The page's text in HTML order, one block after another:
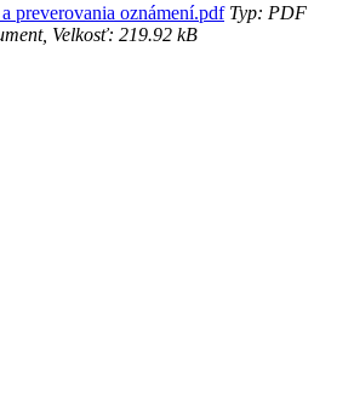
preverovania oznámení.pdfTyp: PDF
Velkosť: 219.92 kB